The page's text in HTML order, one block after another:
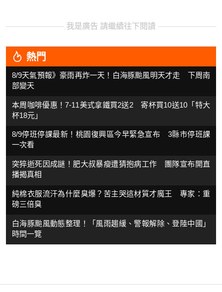
我是廣告 請繼續往下閱讀
熱門
8/9天氣預報》豪雨再炸一天！白海豚颱風明天才走 下周南
部變天
本周咖啡優惠！7-11美式拿鐵買2送2 寄杯買10送10「特大
杯18元」
8/9停班停課最新！桃園復興區今早緊急宣布 3縣市停班課
一次看
突猝逝死因成謎！肥大叔暴瘦遭猜抱病工作 團隊宣布開直
播揭真相
純棉衣服流汗為什麼臭爆？苦主哭這材質才魔王 專家：重
磅三倍臭
白海豚颱風動態整理！「風雨趨緩、警報解除、登陸中國」
時間一覽